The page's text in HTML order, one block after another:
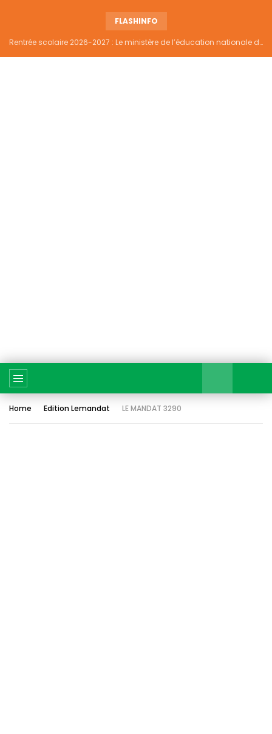
FLASHINFO
Rentrée scolaire 2026-2027 : Le ministère de l’éducation nationale dément tout report et maintient la date du 14 septembre
Home Edition Lemandat LE MANDAT 3290